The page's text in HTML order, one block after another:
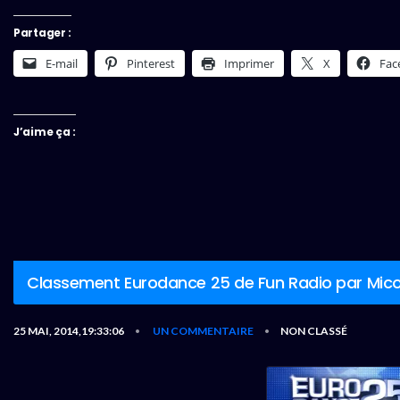
Partager :
E-mail Pinterest Imprimer X
J’aime ça :
Classement Eurodance 25 de Fun Radio par
25 MAI, 2014,19:33:06 • UN COMMENTAIRE • NON CLASSÉ